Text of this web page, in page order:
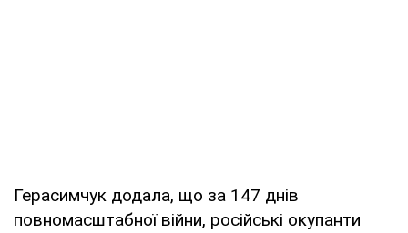
Герасимчук додала, що за 147 днів
повномасштабної війни, російські окупанти